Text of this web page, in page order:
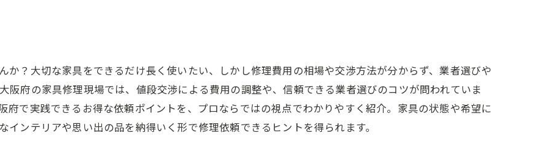
か？大切な家具をできるだけ長く使いたい、しかし修理費用の相場や交渉方法が分からず、業者選びや
阪府の家具修理現場では、値段交渉による費用の調整や、信頼できる業者選びのコツが問われていま
府で実践できるお得な依頼ポイントを、プロならではの視点でわかりやすく紹介。家具の状態や希望に
ンテリアや思い出の品を納得いく形で修理依頼できるヒントを得られます。